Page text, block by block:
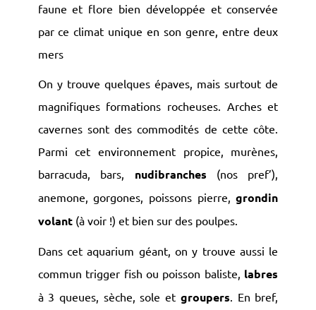
faune et flore bien développée et conservée
par ce climat unique en son genre, entre deux
mers
On y trouve quelques épaves, mais surtout de
magnifiques formations rocheuses. Arches et
cavernes sont des commodités de cette côte.
Parmi cet environnement propice, murènes,
barracuda, bars, nudibranches (nos pref’),
anemone, gorgones, poissons pierre,grondin
volant(à voir !) et bien sur des poulpes.
Dans cet aquarium géant, on y trouve aussi le
commun trigger fish ou poisson baliste, labres
à 3 queues, sèche, sole et groupers . En bref,